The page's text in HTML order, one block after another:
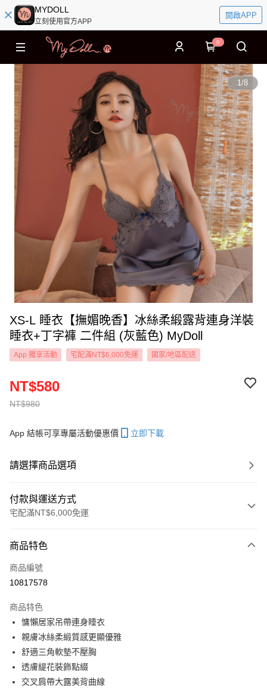
MYDOLL
立刻使用官方APP
開啟APP
0
1/8
XS-L 睡衣【撫媚晚香】冰絲柔緞露背連身洋裝
睡衣+丁字褲 二件組 (灰藍色) MyDoll
App 獨享活動 宅配滿NT$6,000免運 國家/地區配送
NT$980
NT$580
App 結帳可享專屬活動優惠價 立即下載
請選擇商品選項
付款與運送方式
宅配滿NT$6,000免運
信用卡一次付款
信用卡分期付款
合作金庫商業銀行
華南商業銀行
上海商業儲蓄銀行
國泰世華商業銀行
臺灣中小企業銀行
匯豐（台灣）商業銀行
聯邦商業銀行
超商取貨付款
LINE Pay
Apple Pay
街口支付
商品特色
商品編號
10817578
商品特色
慵懶居家吊帶連身睡衣
親膚冰絲柔緞質感更顯優雅
舒適三角軟墊不壓胸
透膚緹花裝飾點綴
交叉肩帶大露美背曲線